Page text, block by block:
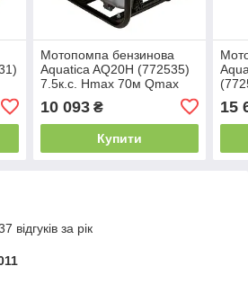
Мотопомпа бензинова
Aquatica AQ20H (772535)
7.5к.с. Hmax 70м Qmax
10 093₴
Купити
15
відгуків за рік